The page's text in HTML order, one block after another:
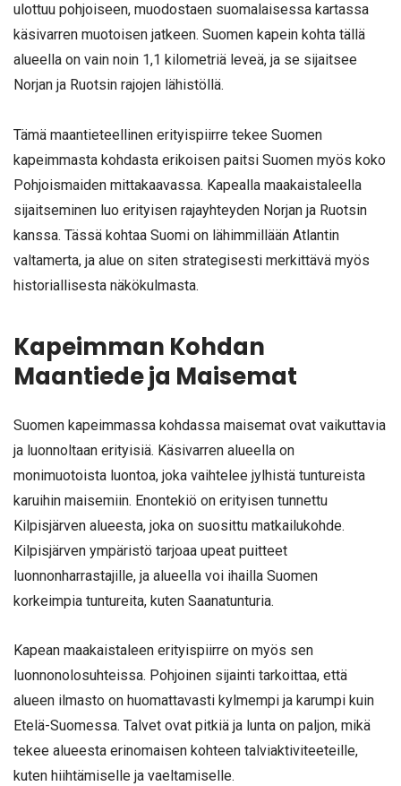
ulottuu pohjoiseen, muodostaen suomalaisessa kartassa
käsivarren muotoisen jatkeen. Suomen kapein kohta tällä
alueella on vain noin 1,1 kilometriä leveä, ja se sijaitsee
Norjan ja Ruotsin rajojen lähistöllä.
Tämä maantieteellinen erityispiirre tekee Suomen
kapeimmasta kohdasta erikoisen paitsi Suomen myös koko
Pohjoismaiden mittakaavassa. Kapealla maakaistaleella
sijaitseminen luo erityisen rajayhteyden Norjan ja Ruotsin
kanssa. Tässä kohtaa Suomi on lähimmillään Atlantin
valtamerta, ja alue on siten strategisesti merkittävä myös
historiallisesta näkökulmasta.
Kapeimman Kohdan
Maantiede ja Maisemat
Suomen kapeimmassa kohdassa maisemat ovat vaikuttavia
ja luonnoltaan erityisiä. Käsivarren alueella on
monimuotoista luontoa, joka vaihtelee jylhistä tuntureista
karuihin maisemiin. Enontekiö on erityisen tunnettu
Kilpisjärven alueesta, joka on suosittu matkailukohde.
Kilpisjärven ympäristö tarjoaa upeat puitteet
luonnonharrastajille, ja alueella voi ihailla Suomen
korkeimpia tuntureita, kuten Saanatunturia.
Kapean maakaistaleen erityispiirre on myös sen
luonnonolosuhteissa. Pohjoinen sijainti tarkoittaa, että
alueen ilmasto on huomattavasti kylmempi ja karumpi kuin
Etelä-Suomessa. Talvet ovat pitkiä ja lunta on paljon, mikä
tekee alueesta erinomaisen kohteen talviaktiviteeteille,
kuten hiihtämiselle ja vaeltamiselle.